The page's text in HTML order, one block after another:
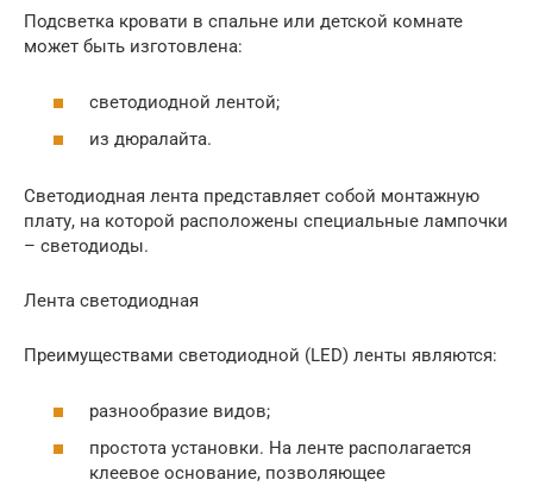
Подсветка кровати в спальне или детской комнате
может быть изготовлена:
светодиодной лентой;
из дюралайта.
Светодиодная лента представляет собой монтажную
плату, на которой расположены специальные лампочки
– светодиоды.
Лента светодиодная
Преимуществами светодиодной (LED) ленты являются:
разнообразие видов;
простота установки. На ленте располагается
клеевое основание, позволяющее